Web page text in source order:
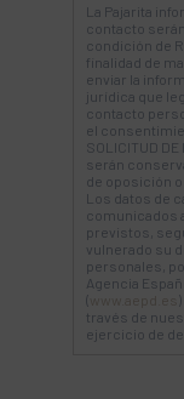
La Pajarita
contacto
condición de
finalidad de
enviar la
jurídica que
contacto
el
SOLICITUD
serán
de oposición
Los datos de
comunicados
previstos,
vulnerado su
personales,
Agencia
(
través de
ejercicio de